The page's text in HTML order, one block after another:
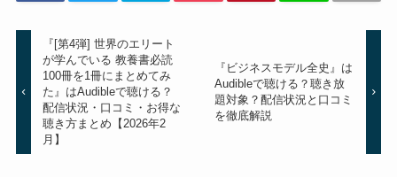
『[第4弾] 世界のエリート
が学んでいる 教養書必読
100冊を1冊にまとめてみ
た』はAudibleで聴ける？
配信状況・口コミ・お得な
聴き方まとめ【2026年2
月】
『ビジネスモデル全史』は
Audibleで聴ける？聴き放
題対象？配信状況と口コミ
を徹底解説